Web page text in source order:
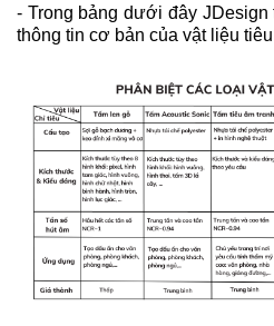
- Trong bảng dưới đây
thông tin cơ bản của vật liệu